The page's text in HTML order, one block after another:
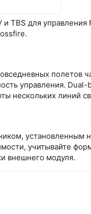
TBS для
полетов
управления.
нескольких линий
установленным
учитывайте
внешнего модуля.